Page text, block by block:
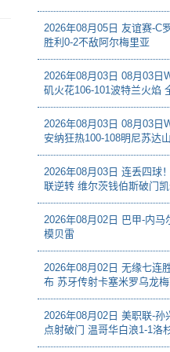
2026年08月05日 友谊赛-C
胜利0-2不敌阿尔梅里亚
2026年08月03日 08月03日
矶火花106-101波特兰火焰
2026年08月03日 08月03日
安纳狂热100-108明尼苏达
2026年08月03日 连丢四球
联逆转 维尔茨钱伯斯破门
2026年08月02日 巴甲-内马
模贝雷
2026年08月02日 无缘七连
布 苏牙传射卡塞米罗乌龙
2026年08月02日 美职联-孙
点射破门 温哥华白浪1-1洛